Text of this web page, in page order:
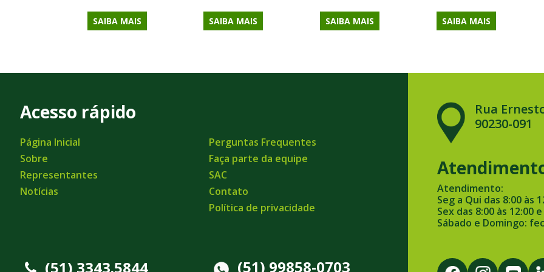
SAIBA MAIS SAIBA MAIS SAIBA MAIS SAIBA MAIS
Acesso rápido
Página Inicial
Sobre
Representantes
Notícias
Perguntas Frequentes
Faça parte da equipe
SAC
Contato
Política de privacidade
(51) 3343.5844 (51) 99858-0703
Rua
90230-091
Atendimento:
Seg a Qui das 8:00 às
Sex das 8:00 às 12:00
Sábado e Domingo: